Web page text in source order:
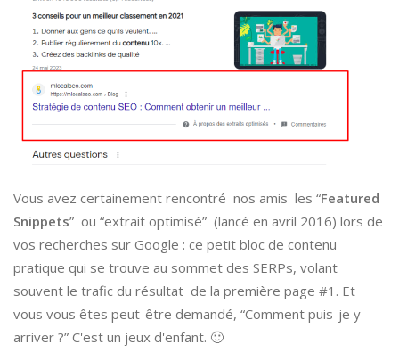
Vous avez certainement rencontré nos amis les “Featured
Snippets” ou “extrait optimisé” (lancé en avril 2016) lors de
vos recherches sur Google : ce petit bloc de contenu
pratique qui se trouve au sommet des SERPs, volant
souvent le trafic du résultat de la première page #1. Et
vous vous êtes peut-être demandé, “Comment puis-je y
arriver ?” C'est un jeux d'enfant. 🙂